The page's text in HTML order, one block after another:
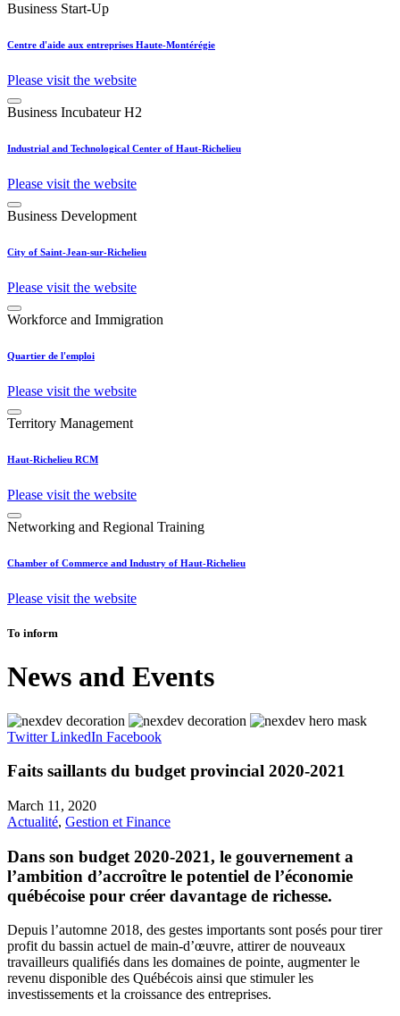
Business Start-Up
Centre d'aide aux entreprises Haute-Montérégie
Please visit the website
Business Incubateur H2
Industrial and Technological Center of Haut-Richelieu
Please visit the website
Business Development
City of Saint-Jean-sur-Richelieu
Please visit the website
Workforce and Immigration
Quartier de l'emploi
Please visit the website
Territory Management
Haut-Richelieu RCM
Please visit the website
Networking and Regional Training
Chamber of Commerce and Industry of Haut-Richelieu
Please visit the website
To inform
News and Events
Twitter LinkedIn Facebook
Faits saillants du budget provincial 2020-2021
March 11, 2020
Actualité, Gestion et Finance
Dans son budget 2020-2021, le gouvernement a
l’ambition d’accroître le potentiel de l’économie
québécoise pour créer davantage de richesse.
Depuis l’automne 2018, des gestes importants sont posés pour tirer
profit du bassin actuel de main-d’œuvre, attirer de nouveaux
travailleurs qualifiés dans les domaines de pointe, augmenter le
revenu disponible des Québécois ainsi que stimuler les
investissements et la croissance des entreprises.